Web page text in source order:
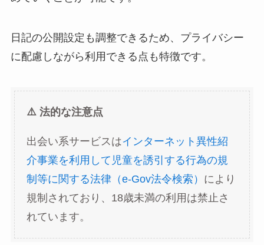
日記の公開設定も調整できるため、プライバシー
に配慮しながら利用できる点も特徴です。
⚠️ 法的な注意点
出会い系サービスはインターネット異性紹
介事業を利用して児童を誘引する行為の規
制等に関する法律（e-Gov法令検索） により
規制されており、18歳未満の利用は禁止さ
れています。